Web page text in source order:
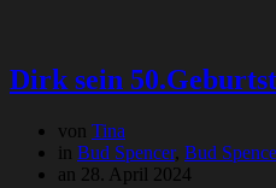
Dirk sein
von Tina
in Bud Spencer, Bud
an 28. April 2024